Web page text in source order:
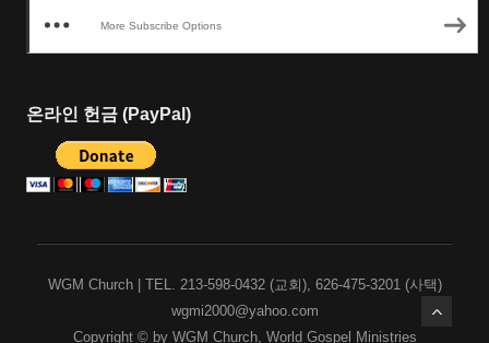
More Subscribe Options
온라인 헌금 (PayPal)
WGM Church | TEL. 213-598-0432 (교회), 626-475-3201 (사택)
wgmi2000@yahoo.com
Copyright © by WGM Church, World Gospel Ministries